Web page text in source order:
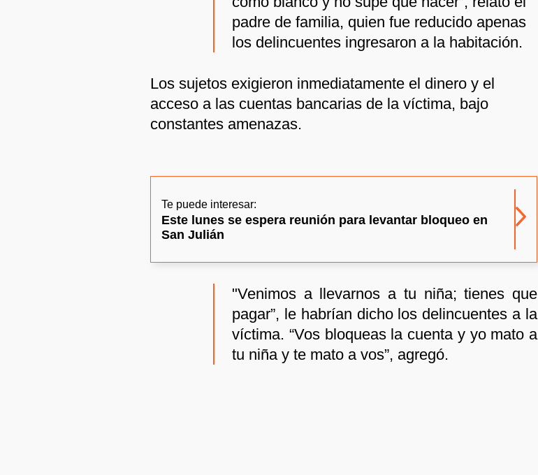
padre de familia, quien fue reducido apenas
los delincuentes ingresaron a la habitación.
Los sujetos exigieron inmediatamente el dinero y el
acceso a las cuentas bancarias de la víctima, bajo
constantes amenazas.
Te puede interesar:
Este lunes se espera reunión para levantar bloqueo en
San Julián
"Venimos a llevarnos a tu niña; tienes que
pagar”, le habrían dicho los delincuentes a la
víctima. “Vos bloqueas la cuenta y yo mato a
tu niña y te mato a vos”, agregó.